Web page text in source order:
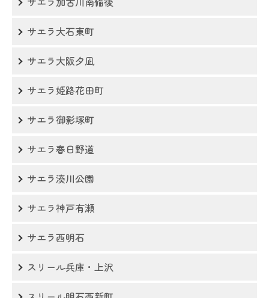
サエラ大石東町
サエラ大阪夕凪
サエラ姫路花田町
サエラ御影塚町
サエラ春日野道
サエラ湊川公園
サエラ神戸有瀬
サエラ西明石
スリール兵庫・上沢